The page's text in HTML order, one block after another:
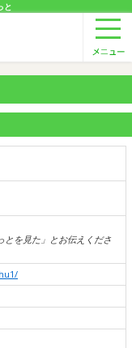
と
を見た」とお伝えくださ